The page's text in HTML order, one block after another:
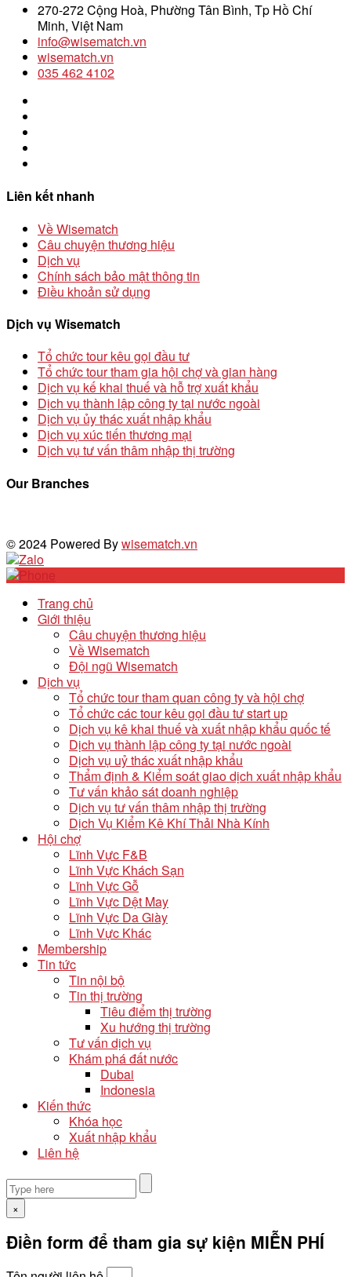
270-272 Cộng Hoà, Phường Tân Bình, Tp Hồ Chí
Minh, Việt Nam
info@wisematch.vn
wisematch.vn
035 462 4102
Liên kết nhanh
Về Wisematch
Câu chuyện thương hiệu
Dịch vụ
Chính sách bảo mật thông tin
Điều khoản sử dụng
Dịch vụ Wisematch
Tổ chức tour kêu gọi đầu tư
Tổ chức tour tham gia hội chợ và gian hàng
Dịch vụ kế khai thuế và hỗ trợ xuất khẩu
Dịch vụ thành lập công ty tại nước ngoài
Dịch vụ ủy thác xuất nhập khẩu
Dịch vụ xúc tiến thương mại
Dịch vụ tư vấn thâm nhập thị trường
Our Branches
© 2024 Powered Bywisematch.vn
Trang chủ
Giới thiệu
Câu chuyện thương hiệu
Về Wisematch
Đội ngũ Wisematch
Dịch vụ
Tổ chức tour tham quan công ty và hội chợ
Tổ chức các tour kêu gọi đầu tư start up
Dịch vụ kê khai thuế và xuất nhập khẩu quốc tế
Dịch vụ thành lập công ty tại nước ngoài
Dịch vụ uỷ thác xuất nhập khẩu
Thẩm định & Kiểm soát giao dịch xuất nhập khẩu
Tư vấn khảo sát doanh nghiệp
Dịch vụ tư vấn thâm nhập thị trường
Dịch Vụ Kiểm Kê Khí Thải Nhà Kính
Hội chợ
Lĩnh Vực F&B
Lĩnh Vực Khách Sạn
Lĩnh Vực Gỗ
Lĩnh Vực Dệt May
Lĩnh Vực Da Giày
Lĩnh Vực Khác
Membership
Tin tức
Tin nội bộ
Tin thị trường
Tiêu điểm thị trường
Xu hướng thị trường
Tư vấn dịch vụ
Khám phá đất nước
Dubai
Indonesia
Kiến thức
Khóa học
Xuất nhập khẩu
Liên hệ
×
Điền form để tham gia sự kiện MIỄN PHÍ